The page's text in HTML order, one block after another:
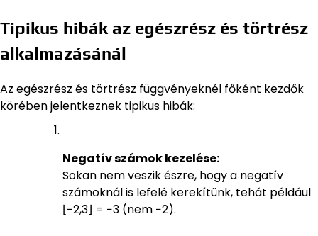
Tipikus hibák az egészrész és törtrész
alkalmazásánál
Az egészrész és törtrész függvényeknél főként kezdők
körében jelentkeznek tipikus hibák:
Negatív számok kezelése:
Sokan nem veszik észre, hogy a negatív
számoknál is lefelé kerekítünk, tehát például
⌊−2,3⌋ = −3 (nem −2).